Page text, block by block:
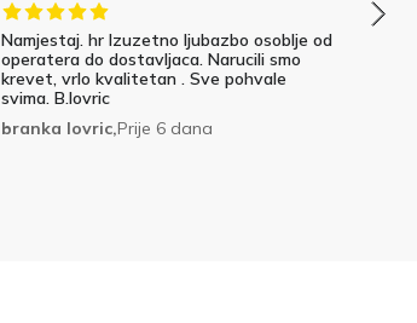
Namjestaj. hr Izuzetno ljubazbo osoblje od
operatera do dostavljaca. Narucili smo
krevet, vrlo kvalitetan . Sve pohvale
svima. B.lovric
branka lovric,Prije 6 dana